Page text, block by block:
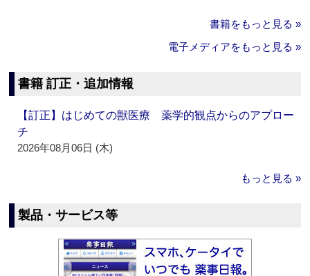
書籍をもっと見る »
電子メディアをもっと見る »
書籍 訂正・追加情報
【訂正】はじめての獣医療 薬学的観点からのアプロー
チ
2026年08月06日 (木)
もっと見る »
製品・サービス等